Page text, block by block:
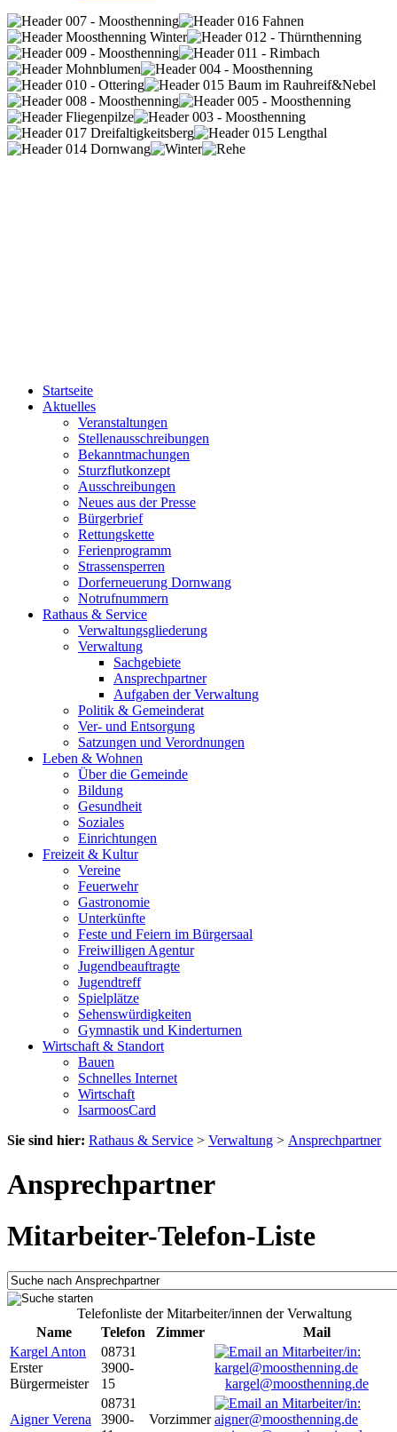
Startseite
Aktuelles
Veranstaltungen
Stellenausschreibungen
Bekanntmachungen
Sturzflutkonzept
Ausschreibungen
Neues aus der Presse
Bürgerbrief
Rettungskette
Ferienprogramm
Strassensperren
Dorferneuerung Dornwang
Notrufnummern
Rathaus & Service
Verwaltungsgliederung
Verwaltung
Sachgebiete
Ansprechpartner
Aufgaben der Verwaltung
Politik & Gemeinderat
Ver- und Entsorgung
Satzungen und Verordnungen
Leben & Wohnen
Über die Gemeinde
Bildung
Gesundheit
Soziales
Einrichtungen
Freizeit & Kultur
Vereine
Feuerwehr
Gastronomie
Unterkünfte
Feste und Feiern im Bürgersaal
Freiwilligen Agentur
Jugendbeauftragte
Jugendtreff
Spielplätze
Sehenswürdigkeiten
Gymnastik und Kinderturnen
Wirtschaft & Standort
Bauen
Schnelles Internet
Wirtschaft
IsarmoosCard
Sie sind hier: Rathaus & Service > Verwaltung > Ansprechpartner
Ansprechpartner
Mitarbeiter-Telefon-Liste
Telefonliste der Mitarbeiter/innen der Verwaltung
Name
Telefon Zimmer
Mail
Kargel Anton
Erster
Bürgermeister
08731
3900-
15
kargel@moosthenning.de
Aigner Verena
08731
3900-
Vorzimmer